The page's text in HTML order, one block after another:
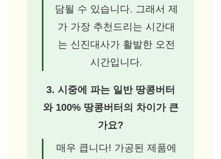
담될 수 있습니다. 그래서 제
가 가장 추천드리는 시간대
는 신진대사가 활발한 오전
시간입니다.
3. 시중에 파는 일반 땅콩버터
와 100% 땅콩버터의 차이가 큰
가요?
매우 큽니다! 가공된 제품에